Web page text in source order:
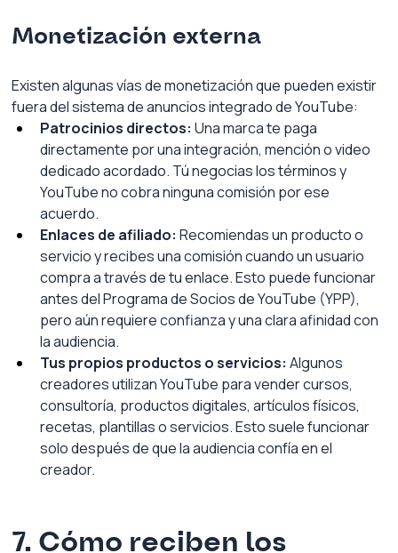
Monetización externa
Existen algunas vías de monetización que pueden existir
fuera del sistema de anuncios integrado de YouTube:
Patrocinios directos: Una marca te paga
directamente por una integración, mención o video
dedicado acordado. Tú negocias los términos y
YouTube no cobra ninguna comisión por ese
acuerdo.
Enlaces de afiliado: Recomiendas un producto o
servicio y recibes una comisión cuando un usuario
compra a través de tu enlace. Esto puede funcionar
antes del Programa de Socios de YouTube (YPP),
pero aún requiere confianza y una clara afinidad con
la audiencia.
Tus propios productos o servicios: Algunos
creadores utilizan YouTube para vender cursos,
consultoría, productos digitales, artículos físicos,
recetas, plantillas o servicios. Esto suele funcionar
solo después de que la audiencia confía en el
creador.
7. Cómo reciben los